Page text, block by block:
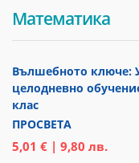
Математика
Вълшебното ключе:
целодневно
клас
ПРОСВЕТА
5,01 € | 9,80 лв.